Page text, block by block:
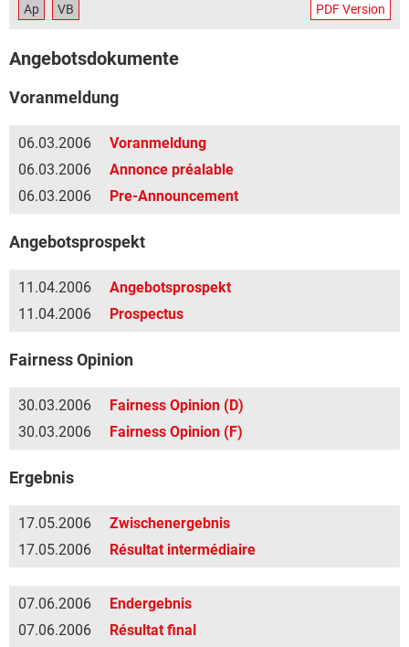
Ap VB PDF Version
Angebotsdokumente
Voranmeldung
06.03.2006
Voranmeldung
06.03.2006
Annonce préalable
06.03.2006
Pre-Announcement
Angebotsprospekt
11.04.2006
Angebotsprospekt
11.04.2006
Prospectus
Fairness Opinion
30.03.2006
Fairness Opinion (D)
30.03.2006
Fairness Opinion (F)
Ergebnis
17.05.2006
Zwischenergebnis
17.05.2006
Résultat intermédiaire
07.06.2006
Endergebnis
07.06.2006
Résultat final